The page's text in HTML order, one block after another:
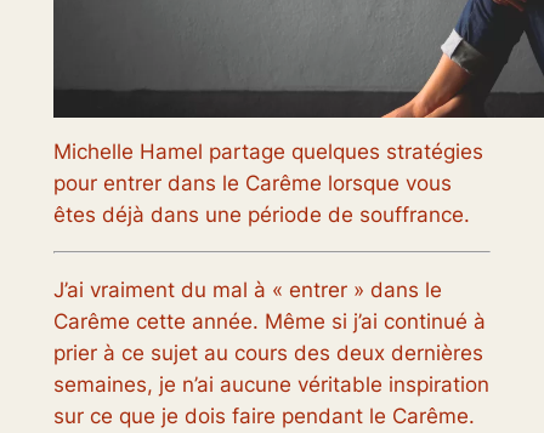
Michelle Hamel partage quelques stratégies
pour entrer dans le Carême lorsque vous
êtes déjà dans une période de souffrance.
J’ai vraiment du mal à « entrer » dans le
Carême cette année. Même si j’ai continué à
prier à ce sujet au cours des deux dernières
semaines, je n’ai aucune véritable inspiration
sur ce que je dois faire pendant le Carême.